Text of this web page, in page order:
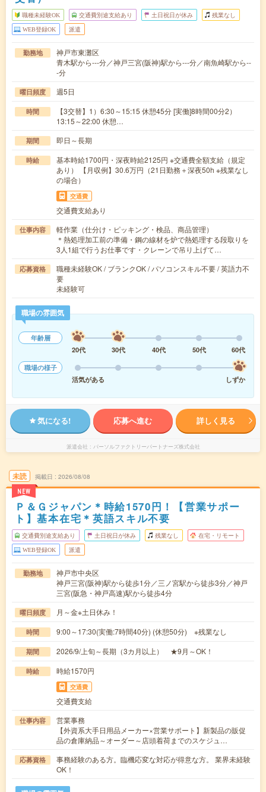
職種未経験OK 交通費別途支給あり 土日祝日が休み 残業なし
WEB登録OK 派遣
勤務地
神戸市東灘区
青木駅から---分／神戸三宮(阪神)駅から---分／南魚崎駅から--
-分
曜日頻度 週5日
時間
【3交替】1）6:30～15:15 休憩45分 [実働]8時間00分2）
13:15～22:00 休憩…
期間 即日～長期
時給
基本時給1700円・深夜時給2125円 ※交通費全額支給（規定
あり） 【月収例】30.6万円（21日勤務＋深夜50h ※残業なし
の場合）
交通費
交通費支給あり
仕事内容
軽作業（仕分け・ピッキング・検品、商品管理）
＊熱処理加工前の準備・鋼の線材を炉で熱処理する段取りを
3人1組で行うお仕事です・クレーンで吊り上げて…
応募資格
職種未経験OK / ブランクOK / パソコンスキル不要 / 英語力不
要
未経験可
職場の雰囲気
年齢層
20代
30代 40代 50代
60代
職場の様子
活気がある
しずか
気になる! 応募へ進む 詳しく見る
派遣会社 パーソルファクトリーパートナーズ株式会社
未読
NEW
掲載日 2026/08/08
Ｐ＆Ｇジャパン＊時給1570円！【営業サポー
ト】基本在宅＊英語スキル不要
交通費別途支給あり 土日祝日が休み 残業なし 在宅・リモート
WEB登録OK 派遣
勤務地
神戸市中央区
神戸三宮(阪神)駅から徒歩1分／三ノ宮駅から徒歩3分／神戸
三宮(阪急・神戸高速)駅から徒歩4分
曜日頻度 月～金※土日休み！
時間 9:00～17:30(実働:7時間40分) (休憩50分) ※残業なし
期間 2026/9/上旬～長期（3カ月以上） ★9月～OK！
時給 時給1570円
交通費
交通費支給
仕事内容
営業事務
【外資系大手日用品メーカー×営業サポート】新製品の販促
品の倉庫納品～オーダー～店頭着荷までのスケジュ…
応募資格
事務経験のある方。臨機応変な対応が得意な方。 業界未経験
OK！